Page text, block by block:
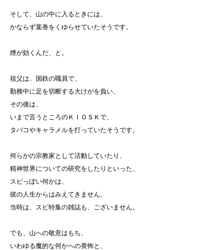
そして、山の中に入るときには、
かならず葉巻をくゆらせていたそうです。
煙が効くんだ、と。
祖父は、国鉄の職員で、
勤務中に足を切断する大けがを負い、
その後は、
いまで言うところのＫＩＯＳＫで、
タバコやキャラメルを打っていたそうです。
何らかの宗教家として活動していたり、
精神世界についての研究をしたりといった、
スピっぽい何かは、
彼の人生からはみえてきません。
当時は、スピ特集の雑誌も、ございません。
でも、山への敬意はもち、
いわゆる魔的な何かへの畏怖と、